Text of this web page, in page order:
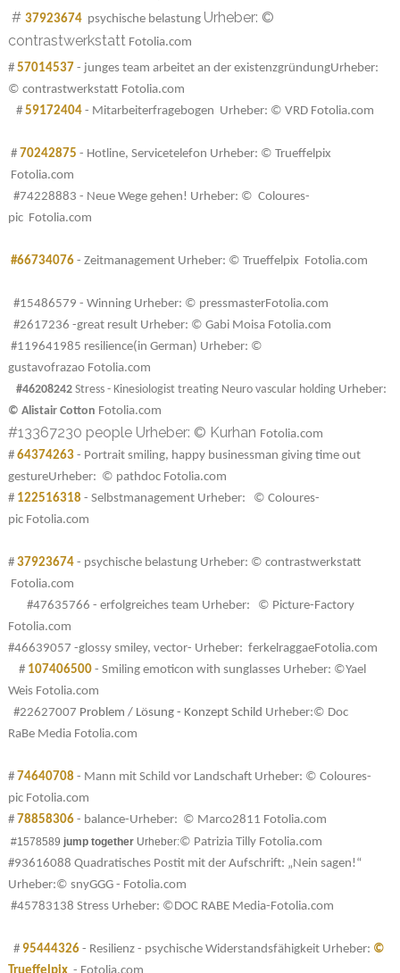
# 37923674psychische belastung Urheber: ©
contrastwerkstattFotolia.com
# 57014537 - junges team arbeitet an der existenzgründungUrheber:
© contrastwerkstatt Fotolia.com
# 59172404- Mitarbeiterfragebogen Urheber: © VRD Fotolia.com
# 70242875 - Hotline, Servicetelefon Urheber: © Trueffelpix
Fotolia.com
#74228883 - Neue Wege gehen! Urheber: © Coloures-
pic Fotolia.com
#66734076- Zeitmanagement Urheber: © Trueffelpix Fotolia.com
#15486579 - Winning Urheber: © pressmasterFotolia.com
#2617236 -great result Urheber: © Gabi Moisa Fotolia.com
#119641985 resilience(in German) Urheber: ©
gustavofrazao Fotolia.com
#46208242 Stress - Kinesiologist treating Neuro vascular holding Urheber:
© Alistair Cotton Fotolia.com
#13367230 people Urheber: © Kurhan Fotolia.com
# 64374263- Portrait smiling, happy businessman giving time out
gestureUrheber: © pathdoc Fotolia.com
# 122516318- Selbstmanagement Urheber: © Coloures-
pic Fotolia.com
# 37923674- psychische belastung Urheber: © contrastwerkstatt
Fotolia.com
#47635766 - erfolgreiches team Urheber: © Picture-Factory
Fotolia.com
#46639057 -glossy smiley, vector- Urheber: ferkelraggaeFotolia.com
# 107406500- Smiling emoticon with sunglasses Urheber: ©Yael
Weis Fotolia.com
#22627007 Problem / Lösung - Konzept Schild Urheber:© Doc
RaBeMedia Fotolia.com
# 74640708- Mann mit Schild vor Landschaft Urheber: © Coloures-
pic Fotolia.com
# 78858306- balance-Urheber: © Marco2811 Fotolia.com
#1578589 jump togetherUrheber:© Patrizia Tilly Fotolia.com
#93616088 Quadratisches Postit mit der Aufschrift: „Nein sagen!“
Urheber:© snyGGG - Fotolia.com
#45783138 Stress Urheber: ©DOC RABE Media-Fotolia.com
# 95444326- Resilienz - psychische Widerstandsfähigkeit Urheber: ©